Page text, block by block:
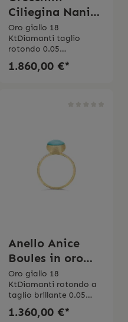
Ciliegina Nanis
Anice "Boules"
piccoli
Oro giallo 18
KtDiamanti taglio
rotondo 0.05
ct Purezza VSColore
GTriplette di cristallo di
1.860,00 €*
Anello Anice
Boules in oro
giallo
Oro giallo 18
KtDiamanti rotondo a
taglio brillante 0.05
ctPurezza VSColore
GAmazzonite Peso 1.75
1.360,00 €*